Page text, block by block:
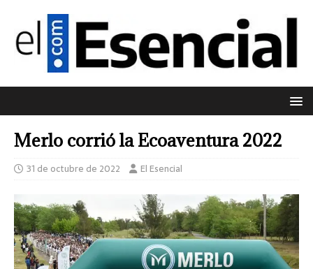
Merlo corrió la Ecoaventura 2022
31 de octubre de 2022 El Esencial